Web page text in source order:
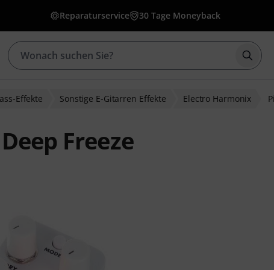
Reparaturservice 30 Tage Moneyback
Effekte Sonstige E-Gitarren Effekte Electro Harmonix
Freeze